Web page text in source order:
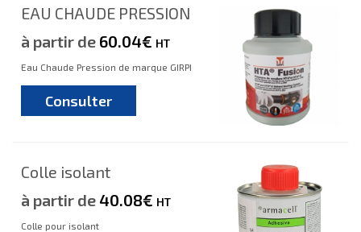
EAU CHAUDE PRESSION
à partir de 60.04€ HT
Eau Chaude Pression de marque GIRPI
Consulter
Colle isolant
à partir de40.08€ HT
Colle pour isolant